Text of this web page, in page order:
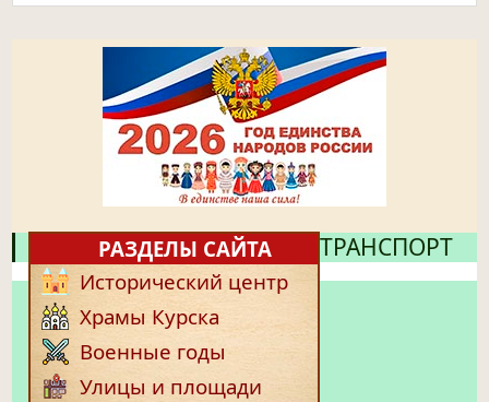
РАЗДЕЛЫ САЙТА
Исторический центр
Храмы Курска
Военные годы
Улицы и площади
ТРАНСПОРТ